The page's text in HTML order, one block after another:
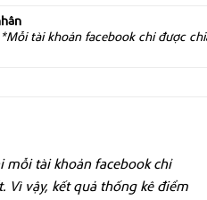
*Mỗi tài khoản facebook chỉ được
mỗi tài khoản facebook chỉ
Vì vậy, kết quả thống kê điểm